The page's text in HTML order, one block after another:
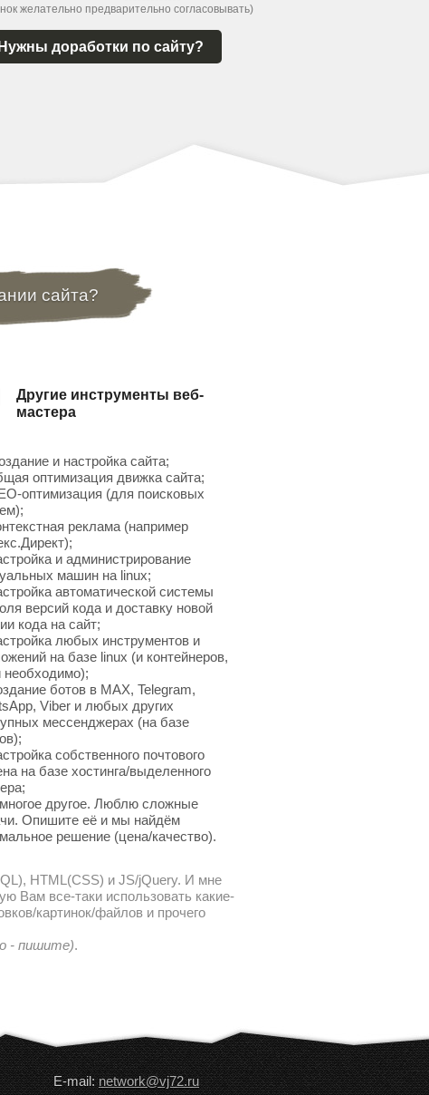
желательно предварительно согласовывать)
Нужны доработки по сайту?
сайта?
Другие инструменты веб-
мастера
и настройка сайта;
оптимизация движка сайта;
оптимизация (для поисковых
реклама (например
и администрирование
машин на linux;
автоматической системы
версий кода и доставку новой
кода на сайт;
любых инструментов и
на базе linux (и контейнеров,
необходимо);
ботов в MAX, Telegram,
Viber и любых других
мессенджерах (на базе
собственного почтового
на базе хостинга/выделенного
другое. Люблю сложные
Опишите её и мы найдём
решение (цена/качество).
HTML(CSS) и JS/jQuery. И мне
Вам все-таки использовать какие-
картинок/файлов и прочего
- пишите).
E-mail:network@vj72.ru